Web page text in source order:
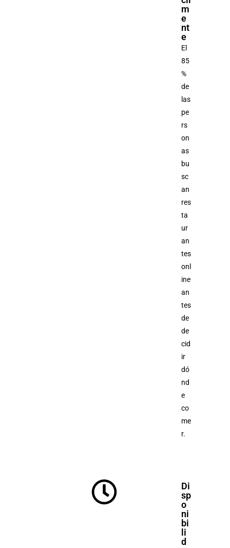
m
e
nt
e
El
85
%
de
las
pe
rs
on
as
bu
sc
an
res
ta
ur
an
tes
onl
ine
an
tes
de
de
cid
ir
dó
nd
e
co
me
r.
Di
sp
o
ni
bi
li
d